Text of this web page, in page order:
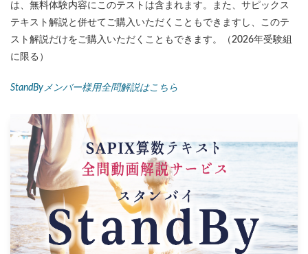
は、無料体験内容にこのテストは含まれます。また、サピックス
テキスト解説と併せてご購入いただくこともできますし、このテ
スト解説だけをご購入いただくこともできます。（2026年受験組
に限る）
StandByメンバー様用全問解説はこちら